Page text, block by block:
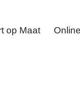
op Maat